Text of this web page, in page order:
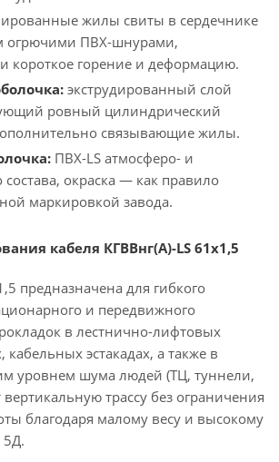
жилы свиты в сердечнике
огрючими ПВХ-шнурами,
короткое горение и деформацию.
экструдированный слой
ровный цилиндрический
связывающие жилы.
ПВХ-LS атмосферо- и
состава, окраска — как правило
маркировкой завода.
кабеля КГВВнг(А)-LS 61х1,5
предназначена для гибкого
и передвижного
в лестнично-лифтовых
кабельных эстакадах, а также в
уровнем шума людей (ТЦ, туннели,
трассу без ограничения
благодаря малому весу и высокому
5Д.